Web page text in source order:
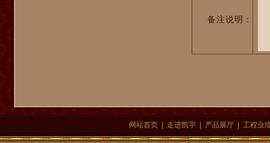
备注说明：
网站首页 走进凯宇 产品展厅 工程业